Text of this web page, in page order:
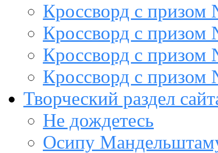
Кроссворд с
Кроссворд с
Кроссворд с
Кроссворд с
Творческий раздел
Не дождетесь
Осипу